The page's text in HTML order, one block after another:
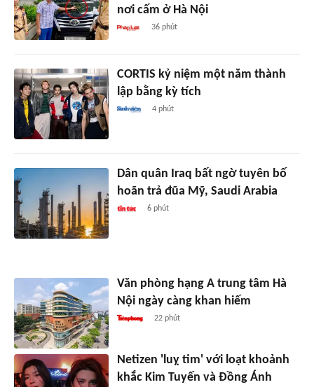
nơi cấm ở Hà Nội
36 phút
CORTIS kỷ niệm một năm thành
lập bằng kỳ tích
4 phút
Dân quân Iraq bất ngờ tuyên bố
hoãn trả đũa Mỹ, Saudi Arabia
6 phút
Văn phòng hạng A trung tâm Hà
Nội ngày càng khan hiếm
22 phút
Netizen 'luỵ tim' với loạt khoảnh
khắc Kim Tuyến và Đồng Ánh